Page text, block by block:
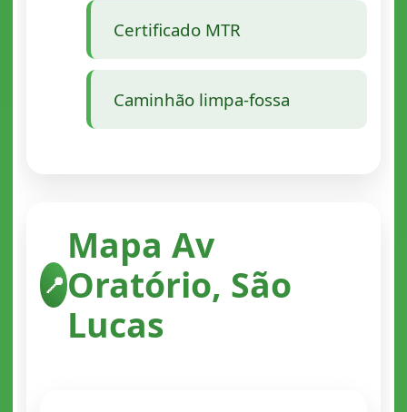
Certificado MTR
Caminhão limpa-fossa
📍
Mapa Av
Oratório, São
Lucas